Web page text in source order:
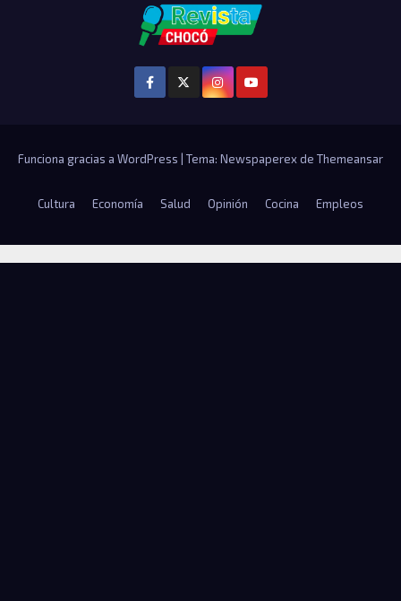
Funciona gracias a WordPress Tema: Newspaperex de Themeansar
Cultura Economía Salud Opinión Cocina Empleos